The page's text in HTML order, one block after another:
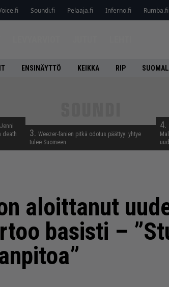
Soundi.fi Pelaaja.fi Inferno.fi Rumba.fi
ENSINÄYTTÖ KEIKKA RIP
death
3. Weezer-fanien pitkä odotus päättyy: yhtye
tulee Suomeen
4.
aloittanut
basisti –